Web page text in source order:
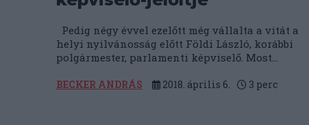
Pedig négy évvel ezelőtt még vállalta a vitát a
helyi nyilvánosság előtt Földi László, korábbi
polgármester, parlamenti képviselő. Most...
BECKER ANDRÁS 2018. április 6. 3 perc